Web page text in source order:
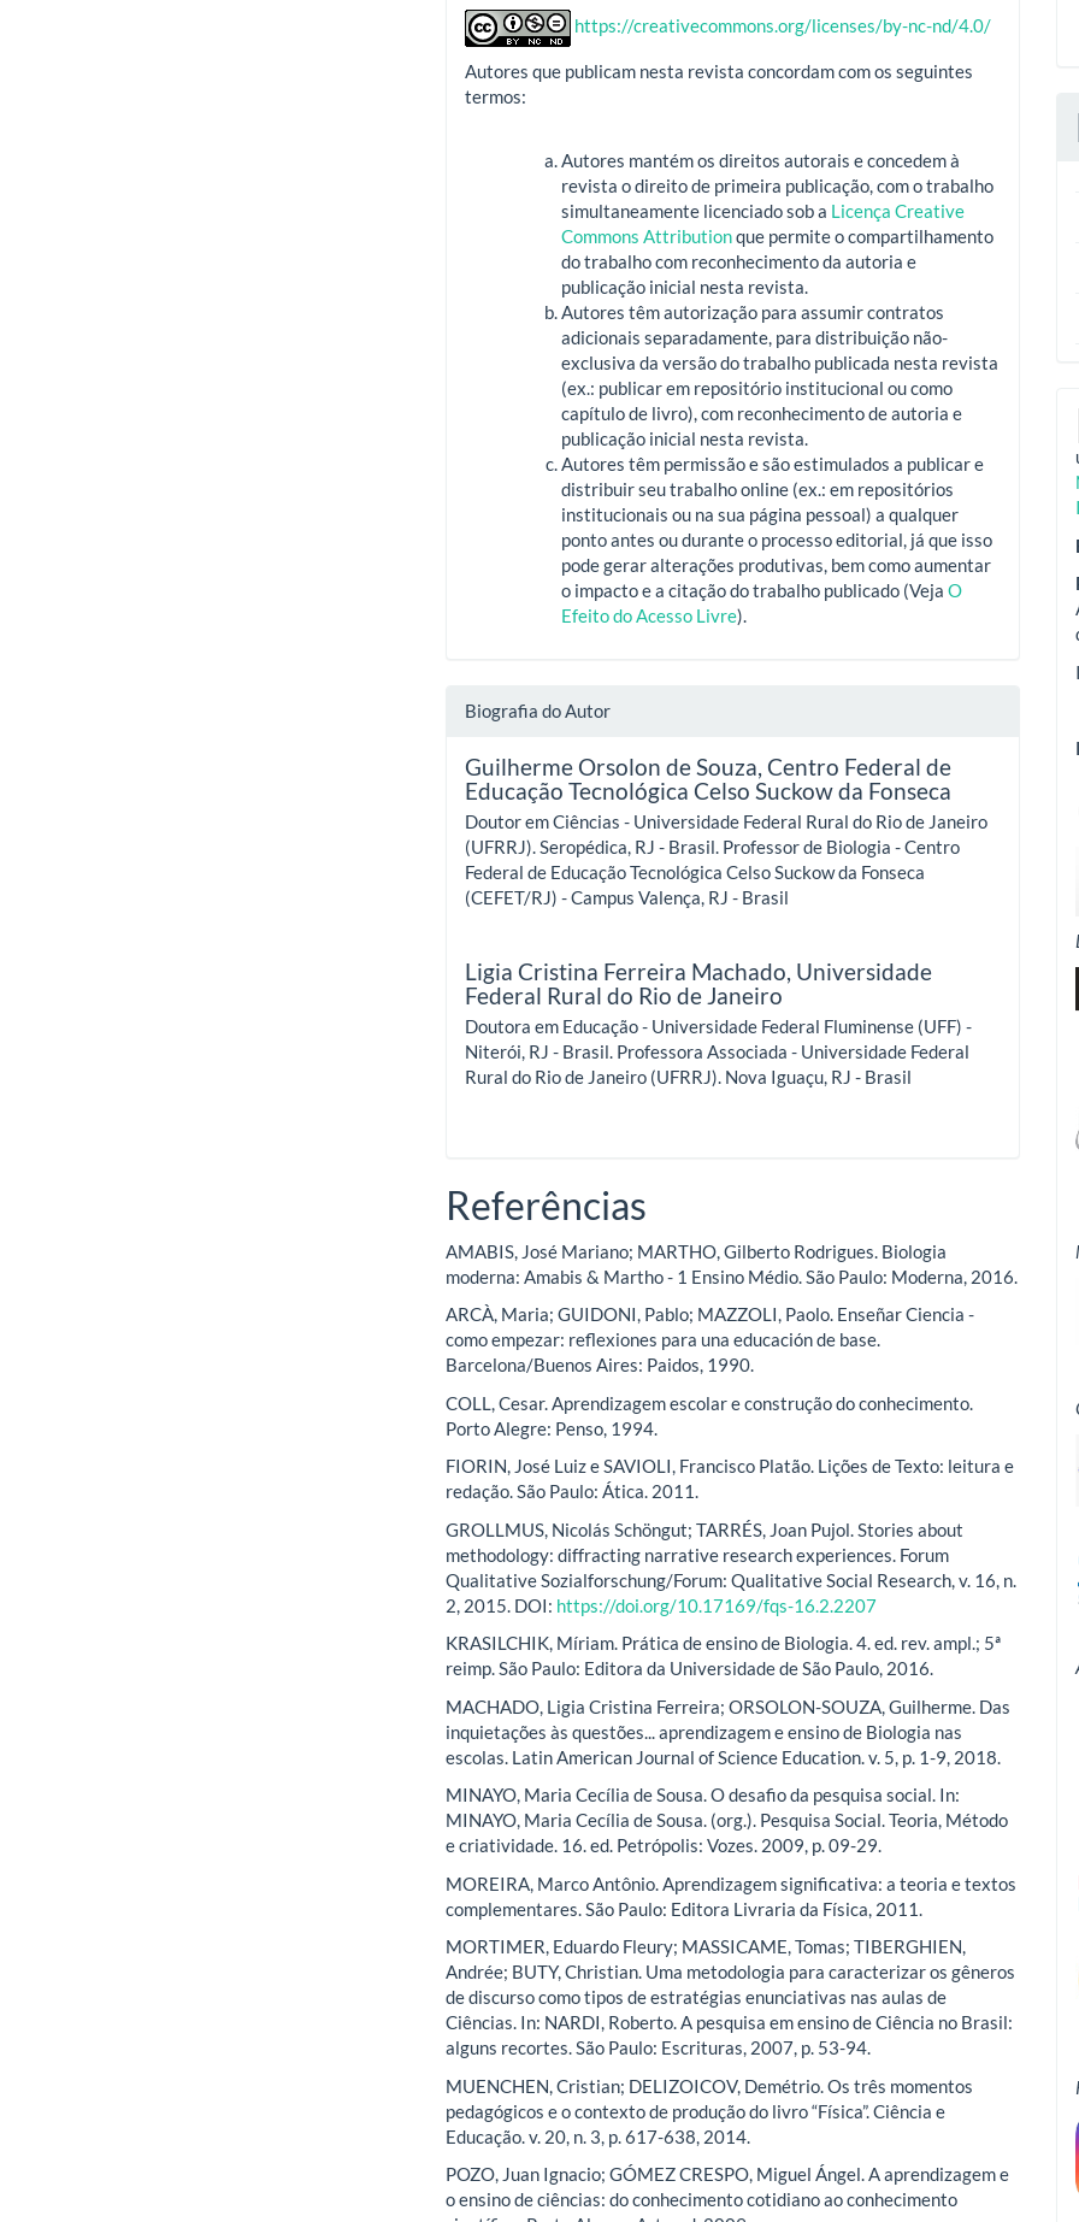
https://creativecommons.org/licenses/by-nc-nd/4.0/
Autores que publicam nesta revista concordam com os seguintes
termos:
Autores mantém os direitos autorais e concedem à
revista o direito de primeira publicação, com o trabalho
simultaneamente licenciado sob a Licença Creative
Commons Attributionque permite o compartilhamento
do trabalho com reconhecimento da autoria e
publicação inicial nesta revista.
Autores têm autorização para assumir contratos
adicionais separadamente, para distribuição não-
exclusiva da versão do trabalho publicada nesta revista
(ex.: publicar em repositório institucional ou como
capítulo de livro), com reconhecimento de autoria e
publicação inicial nesta revista.
Autores têm permissão e são estimulados a publicar e
distribuir seu trabalho online (ex.: em repositórios
institucionais ou na sua página pessoal) a qualquer
ponto antes ou durante o processo editorial, já que isso
pode gerar alterações produtivas, bem como aumentar
o impacto e a citação do trabalho publicado (VejaO
Efeito do Acesso Livre).
Biografia do Autor
Guilherme Orsolon de Souza, Centro Federal de
Educação Tecnológica Celso Suckow da Fonseca
Doutor em Ciências - Universidade Federal Rural do Rio de Janeiro
(UFRRJ). Seropédica, RJ - Brasil. Professor de Biologia - Centro
Federal de Educação Tecnológica Celso Suckow da Fonseca
(CEFET/RJ) - Campus Valença, RJ - Brasil
Ligia Cristina Ferreira Machado, Universidade
Federal Rural do Rio de Janeiro
Doutora em Educação - Universidade Federal Fluminense (UFF) -
Niterói, RJ - Brasil. Professora Associada - Universidade Federal
Rural do Rio de Janeiro (UFRRJ). Nova Iguaçu, RJ - Brasil
Referências
AMABIS, José Mariano; MARTHO, Gilberto Rodrigues. Biologia
moderna: Amabis & Martho - 1 Ensino Médio. São Paulo: Moderna, 2016.
ARCÀ, Maria; GUIDONI, Pablo; MAZZOLI, Paolo. Enseñar Ciencia -
como empezar: reflexiones para una educación de base.
Barcelona/Buenos Aires: Paidos, 1990.
COLL, Cesar. Aprendizagem escolar e construção do conhecimento.
Porto Alegre: Penso, 1994.
FIORIN, José Luiz e SAVIOLI, Francisco Platão. Lições de Texto: leitura e
redação. São Paulo: Ática. 2011.
GROLLMUS, Nicolás Schöngut; TARRÉS, Joan Pujol. Stories about
methodology: diffracting narrative research experiences. Forum
Qualitative Sozialforschung/Forum: Qualitative Social Research, v. 16, n.
2, 2015. DOI: https://doi.org/10.17169/fqs-16.2.2207
KRASILCHIK, Míriam. Prática de ensino de Biologia. 4. ed. rev. ampl.; 5ª
reimp. São Paulo: Editora da Universidade de São Paulo, 2016.
MACHADO, Ligia Cristina Ferreira; ORSOLON-SOUZA, Guilherme. Das
inquietações às questões... aprendizagem e ensino de Biologia nas
escolas. Latin American Journal of Science Education. v. 5, p. 1-9, 2018.
MINAYO, Maria Cecília de Sousa. O desafio da pesquisa social. In:
MINAYO, Maria Cecília de Sousa. (org.). Pesquisa Social. Teoria, Método
e criatividade. 16. ed. Petrópolis: Vozes. 2009, p. 09-29.
MOREIRA, Marco Antônio. Aprendizagem significativa: a teoria e textos
complementares. São Paulo: Editora Livraria da Física, 2011.
MORTIMER, Eduardo Fleury; MASSICAME, Tomas; TIBERGHIEN,
Andrée; BUTY, Christian. Uma metodologia para caracterizar os gêneros
de discurso como tipos de estratégias enunciativas nas aulas de
Ciências. In: NARDI, Roberto. A pesquisa em ensino de Ciência no Brasil:
alguns recortes. São Paulo: Escrituras, 2007, p. 53-94.
MUENCHEN, Cristian; DELIZOICOV, Demétrio. Os três momentos
pedagógicos e o contexto de produção do livro “Física”. Ciência e
Educação. v. 20, n. 3, p. 617-638, 2014.
POZO, Juan Ignacio; GÓMEZ CRESPO, Miguel Ángel. A aprendizagem e
o ensino de ciências: do conhecimento cotidiano ao conhecimento